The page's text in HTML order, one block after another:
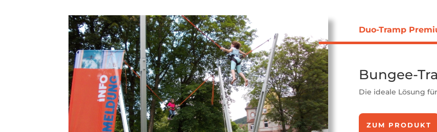
Duo-Tramp P
Bungee-
Die ideale Lösung
ZUM PRODUKT